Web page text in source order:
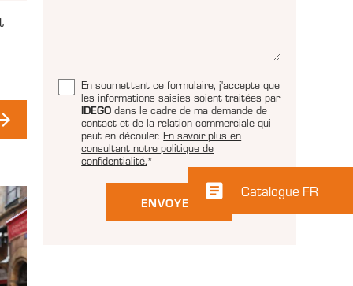
En soumettant ce formulaire, j'accepte que
les informations saisies soient traitées par
IDEGO dans le cadre de ma demande de
contact et de la relation commerciale qui
peut en découler.En savoir plus en
consultant notre politique de
confidentialité.*
article Catalogue FR